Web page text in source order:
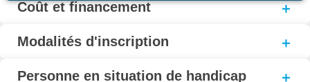
Coût et financement
Modalités d'inscription
Personne en situation de handicap